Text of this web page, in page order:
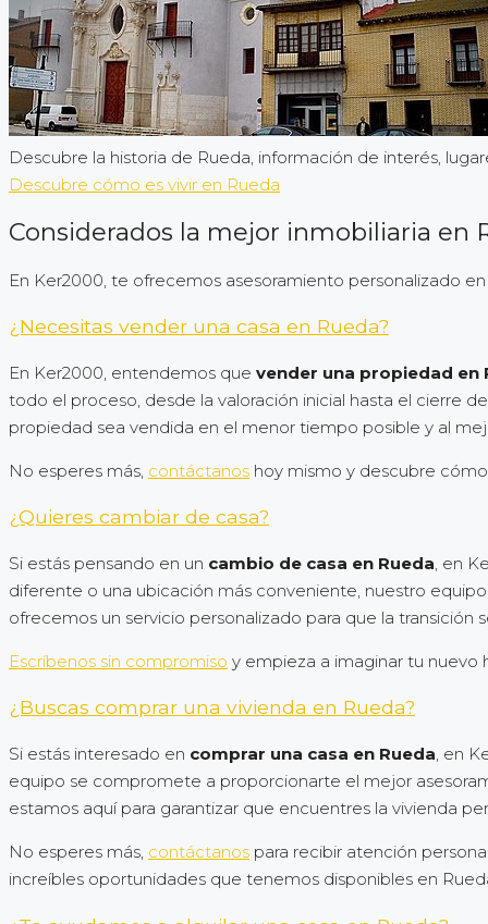
Descubre la historia de Rueda, información de interés,
Descubre cómo es vivir en Rueda
Considerados la mejor inmobiliaria en
En Ker2000, te ofrecemos asesoramiento personalizado
¿Necesitas vender una casa en Rueda?
En Ker2000, entendemos que vender una propiedad en
todo el proceso, desde la valoración inicial hasta el cierre
propiedad sea vendida en el menor tiempo posible y al
No esperes más, contáctanos hoy mismo y descubre
¿Quieres cambiar de casa?
Si estás pensando en un cambio de casa en Rueda, en
diferente o una ubicación más conveniente, nuestro
ofrecemos un servicio personalizado para que la transición
Escríbenos sin compromiso y empieza a imaginar tu nuevo
¿Buscas comprar una vivienda en Rueda?
Si estás interesado en comprar una casa en Rueda, en
equipo se compromete a proporcionarte el mejor
estamos aquí para garantizar que encuentres la vivienda
No esperes más, contáctanos para recibir atención
increíbles oportunidades que tenemos disponibles en